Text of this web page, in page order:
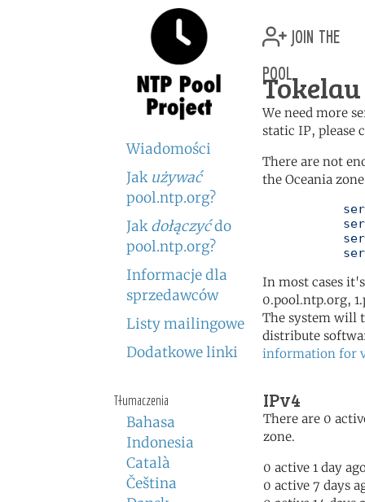
Wiadomości
Jak używać
pool.ntp.org?
Jakdołączyćdo
pool.ntp.org?
Informacje dla
sprzedawców
Listy mailingowe
Dodatkowe linki
Tłumaczenia
Bahasa
Indonesia
Català
Čeština
join the
pool
We need more
static IP, please
There are not
the Oceania
In most cases
0.pool.ntp.org,
The system will
distribute
information for
IPv4
There are 0
zone.
0 active 1 day
0 active 7 days